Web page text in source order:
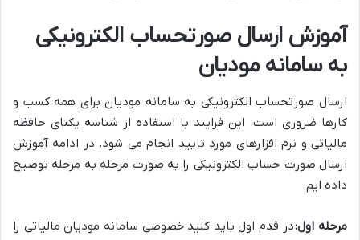
آموزش ارسال صورتحساب الکترونیکی
به سامانه مودیان
ارسال صورتحساب الکترونیکی به سامانه مودیان برای همه کسب و
کارها ضروری است. این فرایند با استفاده از شناسه یکتای حافظه
مالیاتی و نرم افزارهای مورد تایید انجام می شود. در ادامه آموزش
ارسال صورت حساب الکترونیکی را به صورت مرحله به مرحله توضیح
داده ایم:
مرحله اول:در قدم اول باید کلید خصوصی سامانه مودیان مالیاتی را